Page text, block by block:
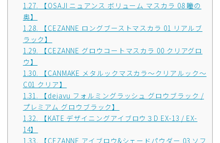
1.27.
【OSAJI ニュアンス ボリューム マスカラ 08 瞳の
奥】
1.28.
【CEZANNE ロングブーストマスカラ 01 リアルブ
ラック】
1.29.
【CEZANNE グロウコートマスカラ 00 クリアグロ
ウ】
1.30.
【CANMAKE メタルックマスカラ～クリアルック～
C01 クリア】
1.31.
【dejavu フォルミングラッシュ グロウブラック /
プレミアム グロウブラック】
1.32.
【KATE デザイニングアイブロウ３D EX-13 / EX-
14】
1.33.
【CEZANNE アイブロウ&シェードパウダー 03 ソフ